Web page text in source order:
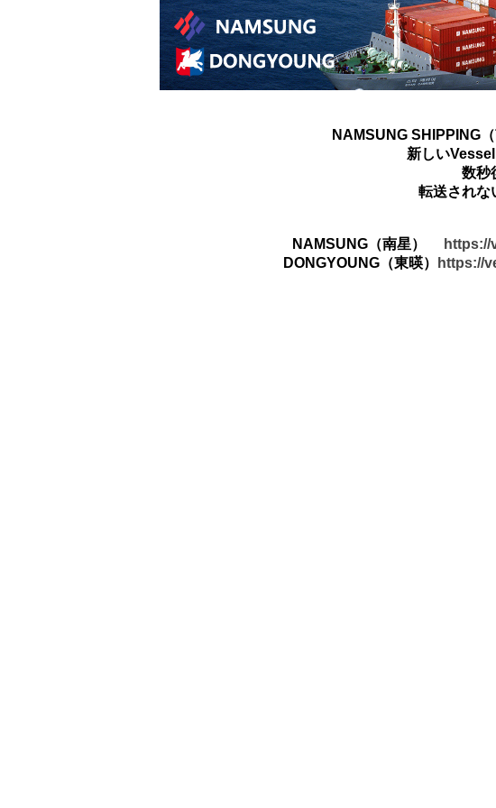
NAMSUNG SHIPPING
新しい
数秒
転送されな
NAMSUNG（南星）
https://
DONGYOUNG（東暎）
https://